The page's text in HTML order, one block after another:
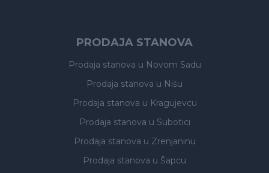
PRODAJA STANOVA
Prodaja stanova u Novom Sadu
Prodaja stanova u Nišu
Prodaja stanova u Kragujevcu
Prodaja stanova u Subotici
Prodaja stanova u Zrenjaninu
Prodaja stanova u Šapcu